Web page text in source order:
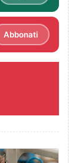
Abbonati